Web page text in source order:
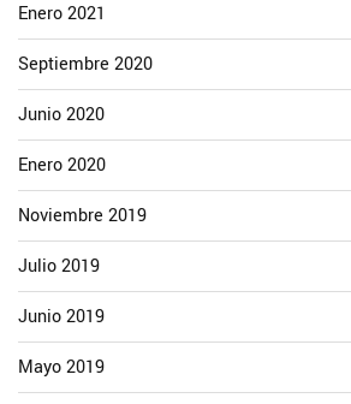
Enero 2021
Septiembre 2020
Junio 2020
Enero 2020
Noviembre 2019
Julio 2019
Junio 2019
Mayo 2019